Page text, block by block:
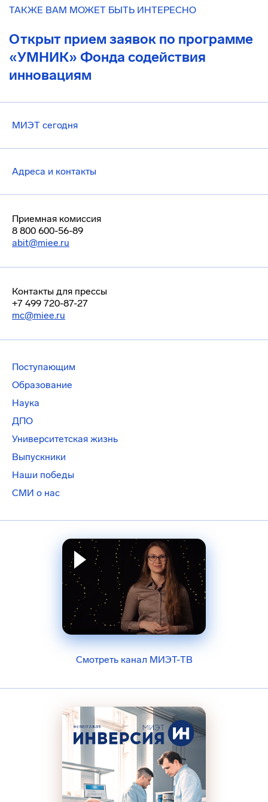
ТАКЖЕ ВАМ МОЖЕТ БЫТЬ ИНТЕРЕСНО
Открыт прием заявок по программе
«УМНИК» Фонда содействия
инновациям
МИЭТ сегодня
Адреса и контакты
Приемная комиссия
8 800 600-56-89
abit@miee.ru
Контакты для прессы
+7 499 720-87-27
mc@miee.ru
Поступающим
Образование
Наука
ДПО
Университетская жизнь
Выпускники
Наши победы
СМИ о нас
Смотреть канал МИЭТ-ТВ